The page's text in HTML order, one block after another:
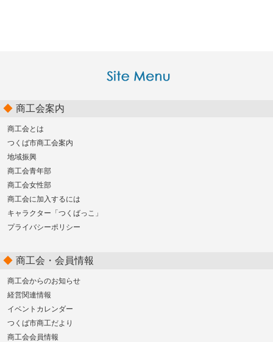
商工会案内
商工会とは
つくば市商工会案内
地域振興
商工会青年部
商工会女性部
商工会に加入するには
キャラクター「つくばっこ」
プライバシーポリシー
商工会・会員情報
商工会からのお知らせ
経営関連情報
イベントカレンダー
つくば市商工だより
商工会会員情報